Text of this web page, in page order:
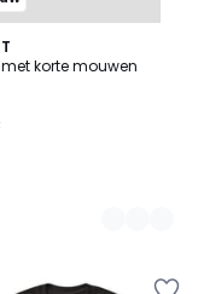
korte mouwen